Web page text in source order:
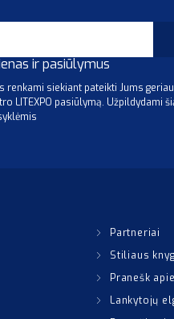
ir pasiūlymus
renkami siekiant pateikti Jums
LITEXPO pasiūlymą. Užpildydami
Partneriai
Stiliaus
Pranešk
Lankytojų